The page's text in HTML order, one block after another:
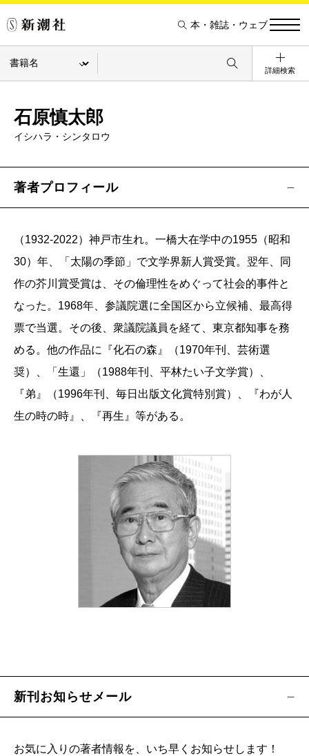
本・雑誌・ウェブ
詳細検索
石原慎太郎
イシハラ・シンタロウ
著者プロフィール
（1932-2022）神戸市生れ。一橋大在学中の1955（昭和
30）年、「太陽の季節」で文学界新人賞受賞。翌年、同
作の芥川賞受賞は、その倫理性をめぐって社会的事件と
なった。1968年、参議院選に全国区から立候補、最高得
票で当選。その後、衆議院議員を経て、東京都知事を務
める。他の作品に『化石の森』（1970年刊、芸術選
奨）、「生還」（1988年刊、平林たい子文学賞）、
『弟』（1996年刊、毎日出版文化賞特別賞）、『わが人
生の時の時』、『再生』等がある。
新刊お知らせメール
お気に入りの著者情報を、いち早くお知らせします！